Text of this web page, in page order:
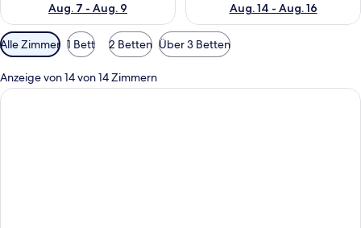
Aug. 7 - Aug. 9
Aug. 14 - Aug. 16
Verfügbare
Filter
für
Zimmer
Alle Zimmer 1 Bett 2 Betten Über 3 Betten
Anzeige von 14 von 14 Zimmern